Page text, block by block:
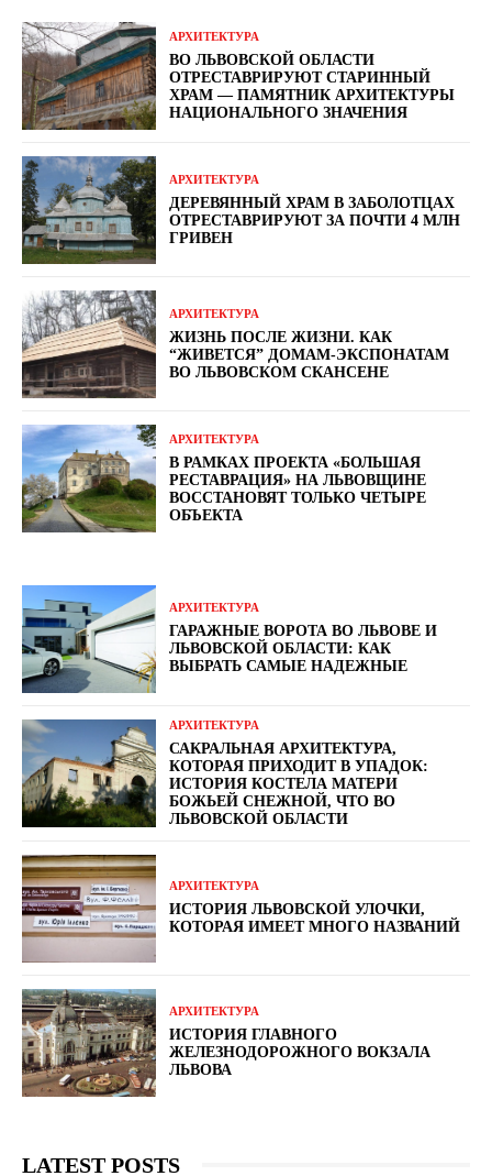
АРХИТЕКТУРА
ВО ЛЬВОВСКОЙ ОБЛАСТИ
ОТРЕСТАВРИРУЮТ СТАРИННЫЙ
ХРАМ — ПАМЯТНИК АРХИТЕКТУРЫ
НАЦИОНАЛЬНОГО ЗНАЧЕНИЯ
АРХИТЕКТУРА
ДЕРЕВЯННЫЙ ХРАМ В ЗАБОЛОТЦАХ
ОТРЕСТАВРИРУЮТ ЗА ПОЧТИ 4 МЛН
ГРИВЕН
АРХИТЕКТУРА
ЖИЗНЬ ПОСЛЕ ЖИЗНИ. КАК
“ЖИВЕТСЯ” ДОМАМ-ЭКСПОНАТАМ
ВО ЛЬВОВСКОМ СКАНСЕНЕ
АРХИТЕКТУРА
В РАМКАХ ПРОЕКТА «БОЛЬШАЯ
РЕСТАВРАЦИЯ» НА ЛЬВОВЩИНЕ
ВОССТАНОВЯТ ТОЛЬКО ЧЕТЫРЕ
ОБЪЕКТА
АРХИТЕКТУРА
ГАРАЖНЫЕ ВОРОТА ВО ЛЬВОВЕ И
ЛЬВОВСКОЙ ОБЛАСТИ: КАК
ВЫБРАТЬ САМЫЕ НАДЕЖНЫЕ
АРХИТЕКТУРА
САКРАЛЬНАЯ АРХИТЕКТУРА,
КОТОРАЯ ПРИХОДИТ В УПАДОК:
ИСТОРИЯ КОСТЕЛА МАТЕРИ
БОЖЬЕЙ СНЕЖНОЙ, ЧТО ВО
ЛЬВОВСКОЙ ОБЛАСТИ
АРХИТЕКТУРА
ИСТОРИЯ ЛЬВОВСКОЙ УЛОЧКИ,
КОТОРАЯ ИМЕЕТ МНОГО НАЗВАНИЙ
АРХИТЕКТУРА
ИСТОРИЯ ГЛАВНОГО
ЖЕЛЕЗНОДОРОЖНОГО ВОКЗАЛА
ЛЬВОВА
LATEST POSTS